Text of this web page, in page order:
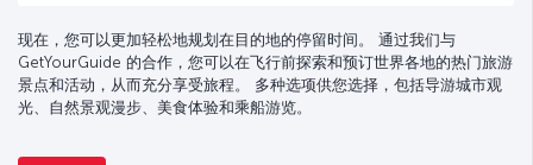
现在，您可以更加轻松地规划在目的地的停留时间。 通过我们与
GetYourGuide 的合作，您可以在飞行前探索和预订世界各地的热门旅游
景点和活动，从而充分享受旅程。 多种选项供您选择，包括导游城市观
光、自然景观漫步、美食体验和乘船游览。